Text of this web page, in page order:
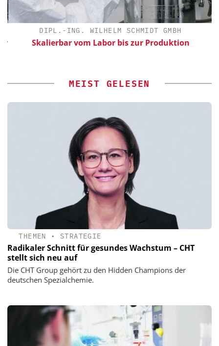
DIPL.-ING. WILHELM SCHMIDT GMBH
Skalierbar vom Labor bis zur Produktion
MEIST GELESEN
THEMEN • STRATEGIE
Radikaler Schnitt für gesundes Wachstum – CHT
stellt sich neu auf
Die CHT Group gehört zu den Hidden Champions der
deutschen Spezialchemie.